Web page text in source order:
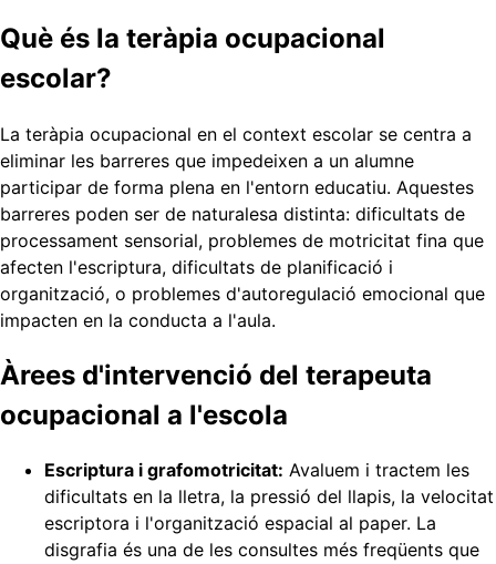
Què és la teràpia ocupacional
escolar?
La teràpia ocupacional en el context escolar se centra a
eliminar les barreres que impedeixen a un alumne
participar de forma plena en l'entorn educatiu. Aquestes
barreres poden ser de naturalesa distinta: dificultats de
processament sensorial, problemes de motricitat fina que
afecten l'escriptura, dificultats de planificació i
organització, o problemes d'autoregulació emocional que
impacten en la conducta a l'aula.
Àrees d'intervenció del terapeuta
ocupacional a l'escola
Escriptura i grafomotricitat: Avaluem i tractem les
dificultats en la lletra, la pressió del llapis, la velocitat
escriptora i l'organització espacial al paper. La
disgrafia és una de les consultes més freqüents que